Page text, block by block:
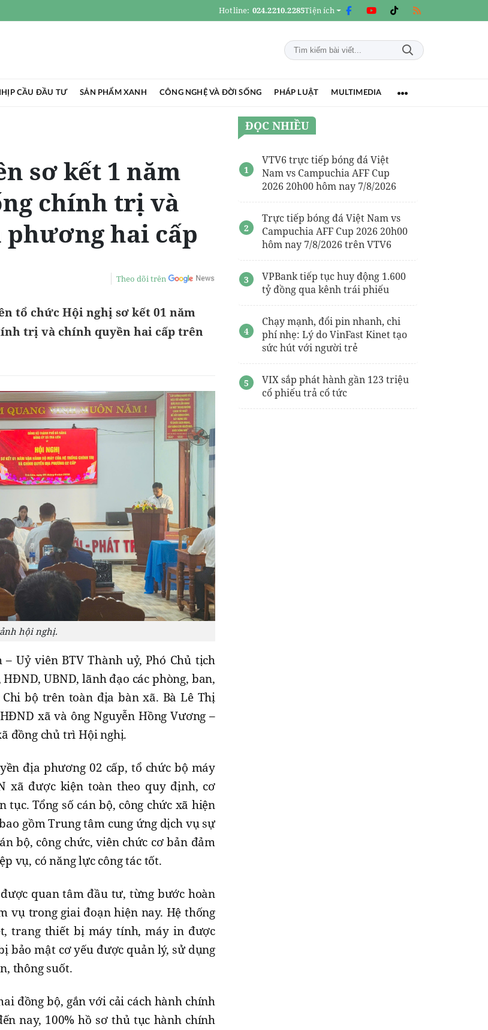
Hotline: 024.2210.2285Tiện ích
CẦU ĐẦU TƯ SẢN PHẨM XANH CÔNG NGHỆ VÀ ĐỜI SỐNG PHÁP LUẬT MULTIMEDIA
sơ kết 1 năm
chính trị và
hai cấp
Theo dõi trên
tổ chức Hội nghị sơ kết 01 năm
trị và chính quyền hai cấp trên
hội nghị.
Uỷ viên BTV Thành uỷ, Phó Chủ tịch
UBND, lãnh đạo các phòng, ban,
bộ trên toàn địa bàn xã. Bà Lê Thị
xã và ông Nguyễn Hồng Vương –
đồng chủ trì Hội nghị.
địa phương 02 cấp, tổ chức bộ máy
xã được kiện toàn theo quy định, cơ
Tổng số cán bộ, công chức xã hiện
gồm Trung tâm cung ứng dịch vụ sự
bộ, công chức, viên chức cơ bản đảm
vụ, có năng lực công tác tốt.
quan tâm đầu tư, từng bước hoàn
vụ trong giai đoạn hiện nay. Hệ thống
trang thiết bị máy tính, máy in được
bảo mật cơ yếu được quản lý, sử dụng
thông suốt.
đồng bộ, gắn với cải cách hành chính
nay, 100% hồ sơ thủ tục hành chính
ĐỌC NHIỀU
VTV6 trực tiếp bóng đá Việt
Nam vs Campuchia AFF Cup
2026 20h00 hôm nay 7/8/2026
Trực tiếp bóng đá Việt Nam vs
Campuchia AFF Cup 2026 20h00
hôm nay 7/8/2026 trên VTV6
VPBank tiếp tục huy động 1.600
tỷ đồng qua kênh trái phiếu
Chạy mạnh, đổi pin nhanh, chi
phí nhẹ: Lý do VinFast Kinet tạo
sức hút với người trẻ
VIX sắp phát hành gần 123 triệu
cổ phiếu trả cổ tức